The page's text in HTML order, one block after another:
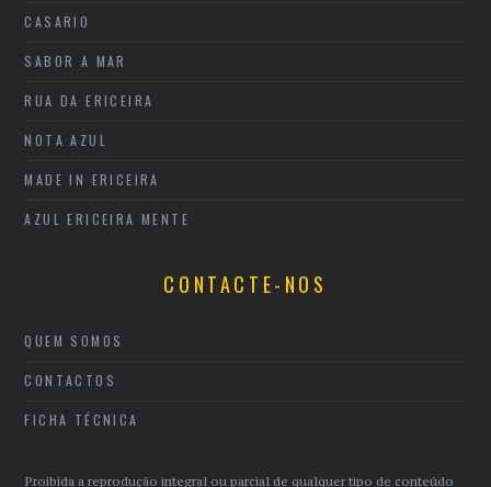
CASARIO
SABOR A MAR
RUA DA ERICEIRA
NOTA AZUL
MADE IN ERICEIRA
AZUL ERICEIRA MENTE
CONTACTE-NOS
QUEM SOMOS
CONTACTOS
FICHA TÉCNICA
Proibida a reprodução integral ou parcial de qualquer tipo de conteúdo